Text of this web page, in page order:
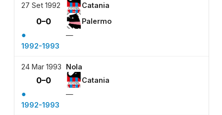
27 Set 1992 Catania
0–0 Palermo
●
—
1992-1993
24 Mar 1993 Nola
0–0 Catania
●
—
1992-1993